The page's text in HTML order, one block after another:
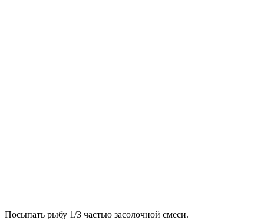
Посыпать рыбу 1/3 частью засолочной смеси.